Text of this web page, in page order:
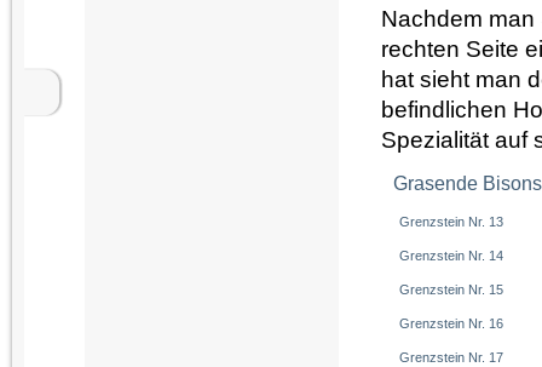
Nachdem man
rechten Seite
hat sieht man
befindlichen
Spezialität auf
Grasende
Grenzstein Nr. 13
Grenzstein Nr. 14
Grenzstein Nr. 15
Grenzstein Nr. 16
Grenzstein Nr. 17